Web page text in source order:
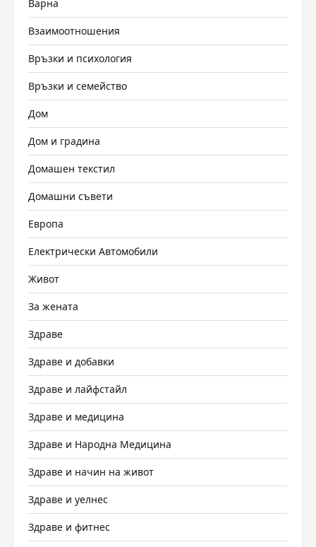
Варна
Взаимоотношения
Връзки и психология
Връзки и семейство
Дом
Дом и градина
Домашен текстил
Домашни съвети
Европа
Електрически Автомобили
Живот
За жената
Здраве
Здраве и добавки
Здраве и лайфстайл
Здраве и медицина
Здраве и Народна Медицина
Здраве и начин на живот
Здраве и уелнес
Здраве и фитнес